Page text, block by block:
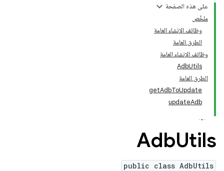
على هذه الصفحة
ملخّص
وظائف الإنشاء العامة
الطرق العامة
وظائف الإنشاء العامة
AdbUtils
الطرق العامة
getAdbToUpdate
updateAdb
AdbUtils
public class AdbUtils